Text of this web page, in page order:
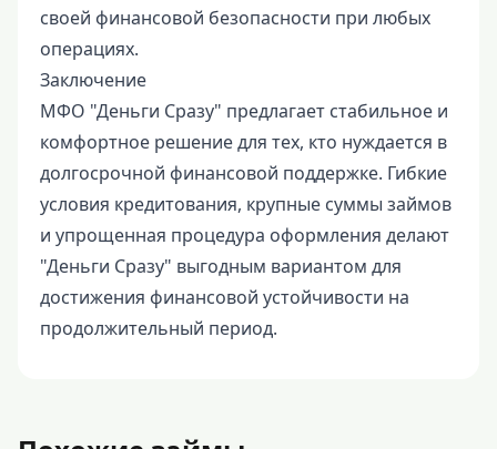
своей финансовой безопасности при любых
операциях.
Заключение
МФО "Деньги Сразу" предлагает стабильное и
комфортное решение для тех, кто нуждается в
долгосрочной финансовой поддержке. Гибкие
условия кредитования, крупные суммы займов
и упрощенная процедура оформления делают
"Деньги Сразу" выгодным вариантом для
достижения финансовой устойчивости на
продолжительный период.